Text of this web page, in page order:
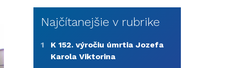
Najčítanejšie v rubrike
1
K 152. výročiu úmrtia Jozefa
Karola Viktorina